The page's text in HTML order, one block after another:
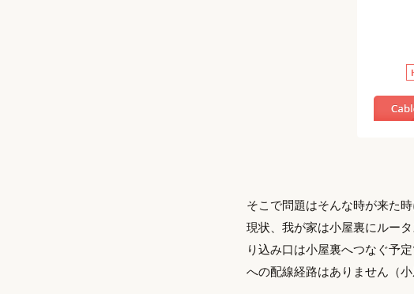
そこで問題はそんな時が来た
現状、我が家は小屋裏にルー
り込み口は小屋裏へつなぐ予
への配線経路はありません（